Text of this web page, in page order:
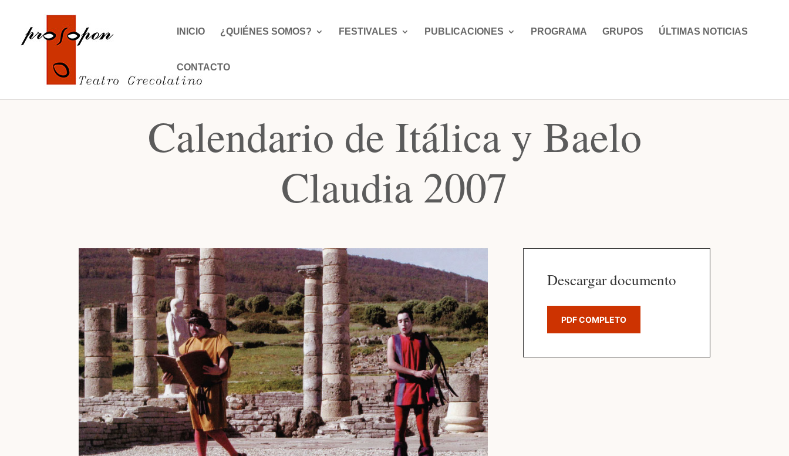
INICIO ¿QUIÉNES SOMOS? FESTIVALES PUBLICACIONES PROGRAMA GRUPOS ÚLTIMAS NOTICIAS
CONTACTO
Calendario de Itálica y Baelo
Claudia 2007
Descargar documento
PDF COMPLETO